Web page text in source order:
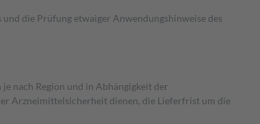
die Prüfung etwaiger Anwendungshinweise des
nach Region und in Abhängigkeit der
Arzneimittelsicherheit dienen, die Lieferfrist um die